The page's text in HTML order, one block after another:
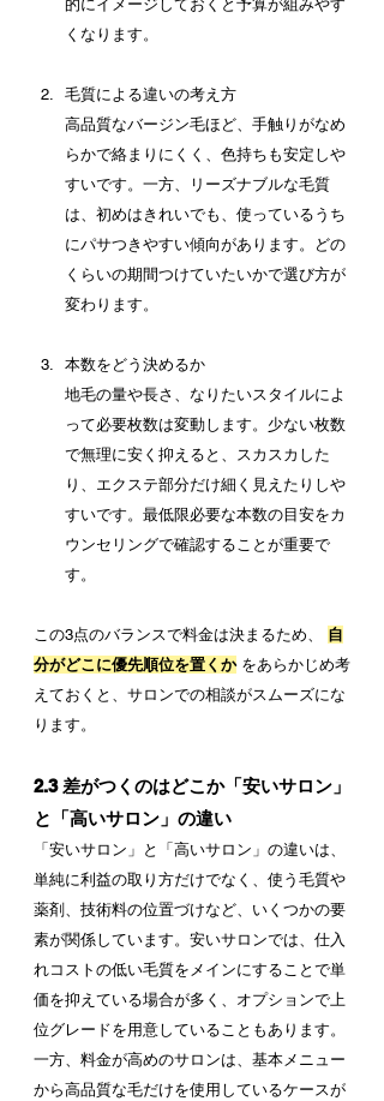
的にイメージしておくと予算が組みやす
くなります。
毛質による違いの考え方
高品質なバージン毛ほど、手触りがなめ
らかで絡まりにくく、色持ちも安定しや
すいです。一方、リーズナブルな毛質
は、初めはきれいでも、使っているうち
にパサつきやすい傾向があります。どの
くらいの期間つけていたいかで選び方が
変わります。
本数をどう決めるか
地毛の量や長さ、なりたいスタイルによ
って必要枚数は変動します。少ない枚数
で無理に安く抑えると、スカスカした
り、エクステ部分だけ細く見えたりしや
すいです。最低限必要な本数の目安をカ
ウンセリングで確認することが重要で
す。
この3点のバランスで料金は決まるため、 自
分がどこに優先順位を置くか をあらかじめ考
えておくと、サロンでの相談がスムーズにな
ります。
2.3 差がつくのはどこか「安いサロン」
と「高いサロン」の違い
「安いサロン」と「高いサロン」の違いは、
単純に利益の取り方だけでなく、使う毛質や
薬剤、技術料の位置づけなど、いくつかの要
素が関係しています。安いサロンでは、仕入
れコストの低い毛質をメインにすることで単
価を抑えている場合が多く、オプションで上
位グレードを用意していることもあります。
一方、料金が高めのサロンは、基本メニュー
から高品質な毛だけを使用しているケースが